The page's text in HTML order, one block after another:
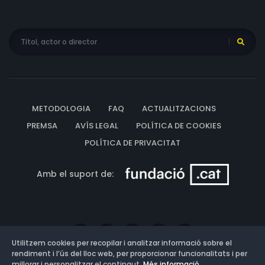
METODOLOGIA FAQ
ACTUALITZACIONS
PREMSA
AVÍS LEGAL
POLÍTICA DE COOKIES
POLÍTICA DE PRIVACITAT
Amb el suport de:
Utilitzem cookies per recopilar i analitzar informació sobre el
rendiment i l’ús del lloc web, per proporcionar funcionalitats i per